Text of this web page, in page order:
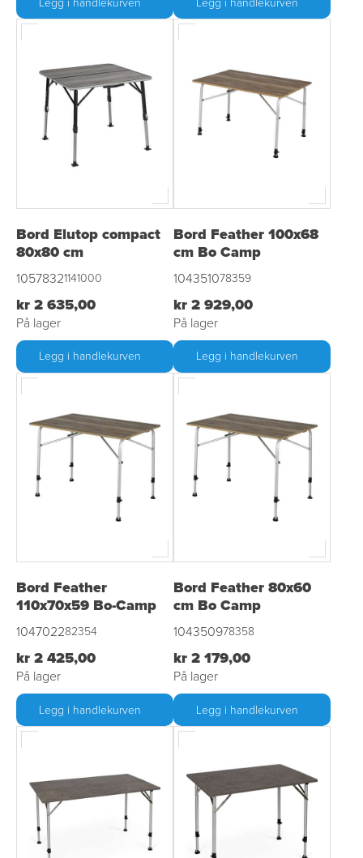
Bord Elutop compact
80x80 cm
10578321141000
kr 2 635,00
På lager
Legg i handlekurven
Bord Feather 100x68
cm Bo Camp
104351078359
kr 2 929,00
På lager
Legg i handlekurven
Bord Feather
110x70x59 Bo-Camp
104702282354
kr 2 425,00
På lager
Legg i handlekurven
Bord Feather 80x60
cm Bo Camp
104350978358
kr 2 179,00
På lager
Legg i handlekurven